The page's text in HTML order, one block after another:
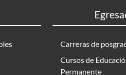
Carreras de
Cursos de
Permanente